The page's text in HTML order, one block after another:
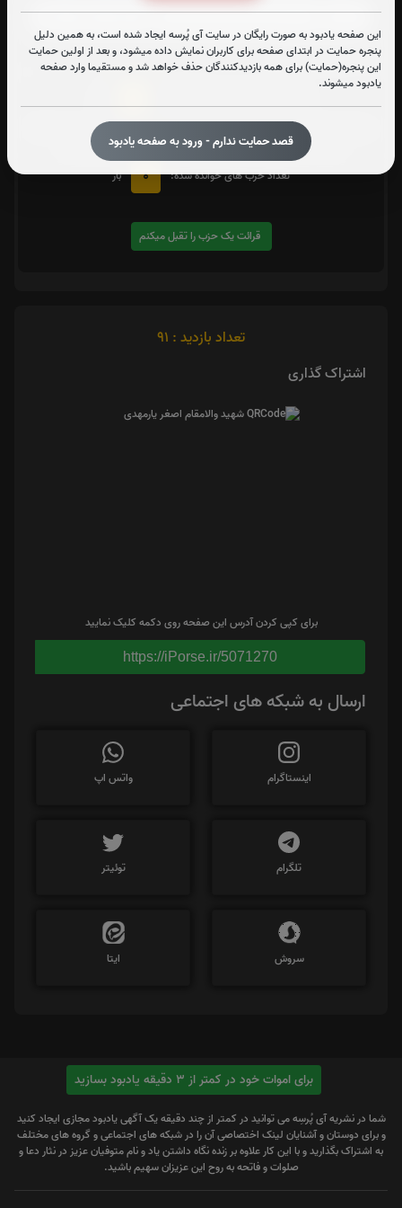
این صفحه یادبود به صورت رایگان در سایت آی پُرسه ایجاد شده است، به همین دلیل
پنجره حمایت در ابتدای صفحه برای کاربران نمایش داده میشود، و بعد از اولین حمایت
این پنجره(حمایت) برای همه بازدیدکنندگان حذف خواهد شد و مستقیما وارد صفحه
یادبود میشوند.
قصد حمایت ندارم - ورود به صفحه یادبود
متن زیارت شهدا
در صورت تمایل با کلیک بر روی دکمه زیر قرائتیک حزبرا تقبل کنید. بعد از کلیک
کردن سامانه شماره و صوت اولین حزب خوانده نشده را نمایش میدهد
تعداد حزب های خوانده شده:
0 بار
قرائت یک حزب را تقبل میکنم
تعداد بازدید : 91
اشتراک گذاری
برای کپی کردن آدرس این صفحه روی دکمه کلیک نمایید
https://iPorse.ir/5071270
ارسال به شبکه های اجتماعی
اینستاگرام واتس اپ
تلگرام توئیتر
سروش ایتا
برای اموات خود در کمتر از 3 دقیقه یادبود بسازید
شما در نشریه آی پُرسِه می توانید در کمتر از چند دقیقه یک آگهی یادبود مجازی ایجاد کنید
و برای دوستان و آشنایان لینک اختصاصی آن را در شبکه های اجتماعی و گروه های مختلف
به اشتراک بگذارید و با این کار علاوه بر زنده نگاه داشتن یاد و نام متوفیان عزیز در نثار دعا و
صلوات و فاتحه به روح این عزیزان سهیم باشید.